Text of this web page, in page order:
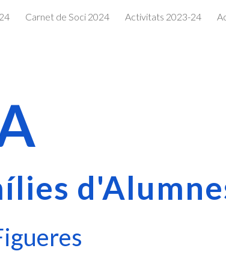
Skip to navigation
Carnet de Soci 2024 Activitats 2023-24